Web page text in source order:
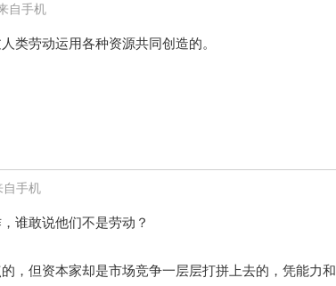
自手机
类劳动运用各种资源共同创造的。
自手机
谁敢说他们不是劳动？
，但资本家却是市场竞争一层层打拼上去的，凭能力